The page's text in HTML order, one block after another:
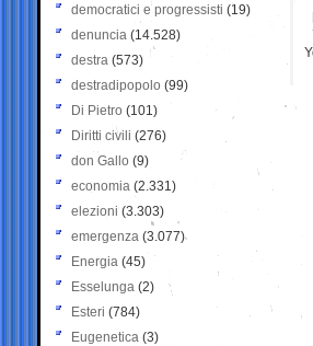
democratici e progressisti (19)
denuncia (14.528)
destra (573)
destradipopolo (99)
Di Pietro (101)
Diritti civili (276)
don Gallo (9)
economia (2.331)
elezioni (3.303)
emergenza (3.077)
Energia (45)
Esselunga (2)
Esteri (784)
Eugenetica (3)